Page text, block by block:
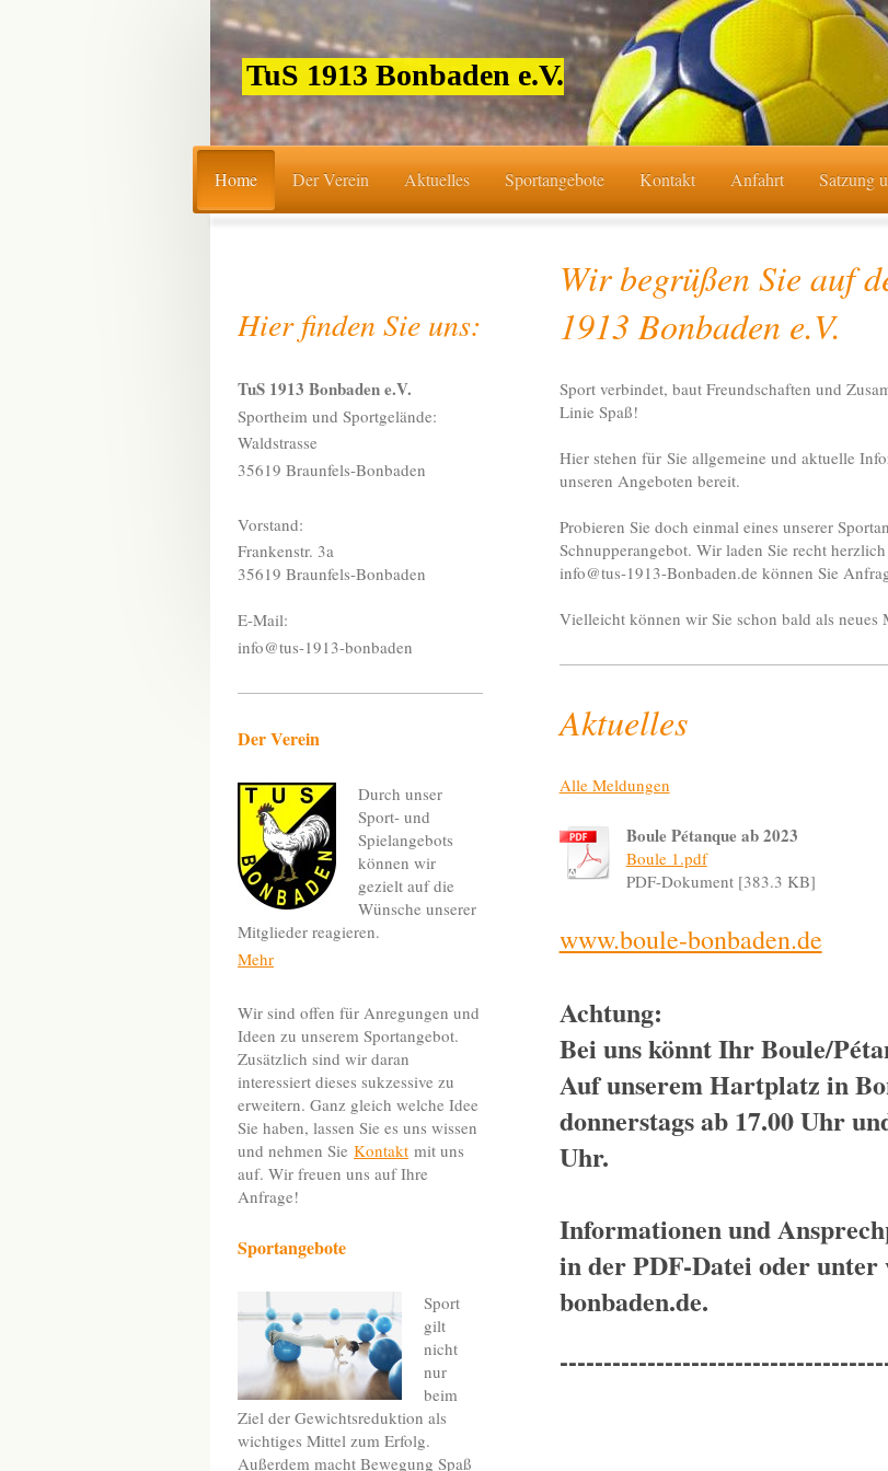
TuS 1913 Bonbaden e.V.
Home Der Verein Aktuelles Sportangebote Kontakt Anfahrt Satzung
Wir begrüßen Sie auf
1913 Bonbaden e.V.
Sport verbindet, baut Freundschaften und
Linie Spaß!
Hier stehen für Sie allgemeine und aktuelle
unseren Angeboten bereit.
Probieren Sie doch einmal eines unserer
Schnupperangebot. Wir laden Sie recht
info@tus-1913-Bonbaden.de können Sie
Vielleicht können wir Sie schon bald als neues
Aktuelles
Alle Meldungen
Boule Pétanque ab 2023
Boule 1.pdf
PDF-Dokument [383.3 KB]
www.boule-bonbaden.de
Achtung:
Bei uns könnt Ihr Boule/
Auf unserem Hartplatz in
donnerstags ab 17.00 Uhr
Uhr.
Informationen und
in der PDF-Datei oder unter
bonbaden.de.
Hier finden Sie uns:
TuS 1913 Bonbaden e.V.
Sportheim und Sportgelände:
Waldstrasse
35619 Braunfels -Bonbaden
Vorstand:
Frankenstr. 3a
35619 Braunfels-Bonbaden
E-Mail:
info@tus-1913-bonbaden
Der Verein
Durch unser
Sport- und
Spielangebots
können wir
gezielt auf die
Wünsche unserer
Mitglieder reagieren.
Mehr
Wir sind offen für Anregungen und
Ideen zu unserem Sportangebot.
Zusätzlich sind wir daran
interessiert dieses sukzessive zu
erweitern. Ganz gleich welche Idee
Sie haben, lassen Sie es uns wissen
und nehmen Sie Kontakt mit uns
auf. Wir freuen uns auf Ihre
Anfrage!
Sportangebote
Sport
gilt
nicht
nur
beim
Ziel der Gewichtsreduktion als
wichtiges Mittel zum Erfolg.
Außerdem macht Bewegung Spaß